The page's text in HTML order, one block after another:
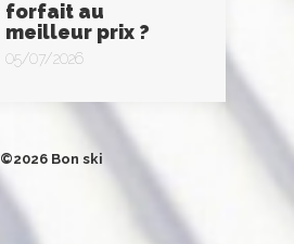
forfait au
meilleur prix ?
05/07/2026
©2026 Bon ski